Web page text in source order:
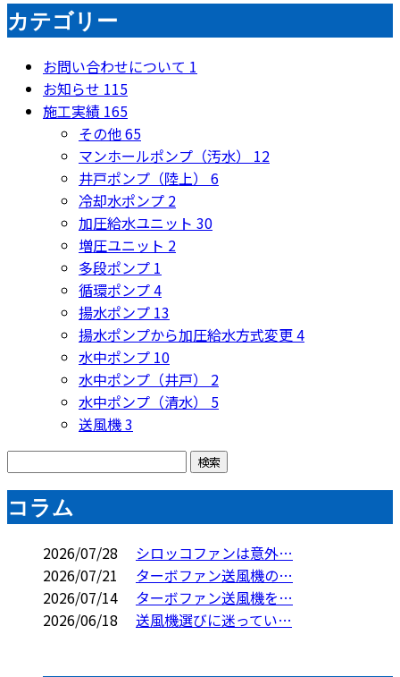
カテゴリー
お問い合わせについて 1
お知らせ 115
施工実績 165
その他65
マンホールポンプ（汚水） 12
井戸ポンプ（陸上） 6
冷却水ポンプ 2
加圧給水ユニット 30
増圧ユニット 2
多段ポンプ 1
循環ポンプ4
揚水ポンプ 13
揚水ポンプから加圧給水方式変更4
水中ポンプ 10
水中ポンプ（井戸） 2
水中ポンプ（清水） 5
送風機3
コラム
2026/07/28
シロッコファンは意外…
2026/07/21
ターボファン送風機の…
2026/07/14
ターボファン送風機を…
2026/06/18
送風機選びに迷ってい…